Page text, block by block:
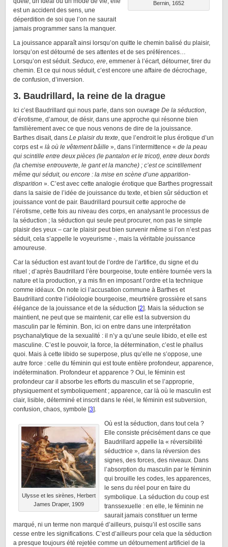
Bernin, 1652
est un accident des sens, une
déperdition de soi que l’on ne saurait
jamais programmer sans la manquer.
La jouissance apparaît ainsi lorsqu’on quitte le chemin balisé du plaisir,
lorsqu’on est détourné de ses attentes et de ses préférences…
Lorsqu’on est séduit. Seduco, ere, emmener à l’écart, détourner, tirer du
chemin. Et ce qui nous séduit, c’est encore une affaire de décrochage,
de confusion, d’inversion.
3. Baudrillard, la reine de la drague
Ici c’est Baudrillard qui nous parle, dans son ouvrage De la séduction,
d’érotisme, d’amour, de désir, dans une approche qui résonne bien
familièrement avec ce que nous venons de dire de la jouissance.
Barthes disait, dans Le plaisir du texte, que l’endroit le plus érotique d’un
corps est « là où le vêtement bâille », dans l’intermittence « de la peau
qui scintille entre deux pièces (le pantalon et le tricot), entre deux bords
(la chemise entrouverte, le gant et la manche) ; c’est ce scintillement
même qui séduit, ou encore : la mise en scène d’une apparition-
disparition ». C’est avec cette analogie érotique que Barthes progressait
dans la saisie de l’idée de jouissance du texte, et bien sûr séduction et
jouissance vont de pair. Baudrillard poursuit cette approche de
l’érotisme, cette fois au niveau des corps, en analysant le processus de
la séduction ; la séduction qui seule peut procurer, non pas le simple
plaisir des yeux – car le plaisir peut bien survenir même si l’on n’est pas
séduit, cela s’appelle le voyeurisme -, mais la véritable jouissance
amoureuse.
Car la séduction est avant tout de l’ordre de l’artifice, du signe et du
rituel ; d’après Baudrillard l’ère bourgeoise, toute entière tournée vers la
nature et la production, y a mis fin en imposant l’ordre et la technique
comme idéaux. On note ici l’accusation commune à Barthes et
Baudrillard contre l’idéologie bourgeoise, meurtrière grossière et sans
élégance de la jouissance et de la séduction [2]. Mais la séduction se
maintient, ne peut que se maintenir, car elle est la subversion du
masculin par le féminin. Bon, ici on entre dans une interprétation
psychanalytique de la sexualité : il n’y a qu’une seule libido, et elle est
masculine. C’est le pouvoir, la force, la détermination, c’est le phallus
quoi. Mais à cette libido se superpose, plus qu’elle ne s’oppose, une
autre force : celle du féminin qui est toute entière profondeur, apparence,
indétermination. Profondeur et apparence ? Oui, le féminin est
profondeur car il absorbe les efforts du masculin et se l’approprie,
physiquement et symboliquement ; apparence, car là où le masculin est
clair, lisible, déterminé et inscrit dans le réel, le féminin est subversion,
confusion, chaos, symbole [3].
Ulysse et les sirènes, Herbert
James Draper, 1909
Où est la séduction, dans tout cela ?
Elle consiste précisément dans ce que
Baudrillard appelle la « réversibilité
séductrice », dans la réversion des
signes, des forces, des niveaux. Dans
l’absorption du masculin par le féminin
qui brouille les codes, les apparences,
le sens du réel pour en faire du
symbolique. La séduction du coup est
transsexuelle : en elle, le féminin ne
saurait jamais constituer un terme
marqué, ni un terme non marqué d’ailleurs, puisqu’il est oscille sans
cesse entre les significations. C’est d’ailleurs pour cela que la séduction
a presque toujours été rejetée comme un détournement artificiel de la